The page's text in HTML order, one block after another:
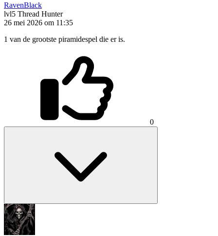
RavenBlack
lvl5 Thread Hunter
26 mei 2026 om 11:35
1 van de grootste piramidespel die er is.
0